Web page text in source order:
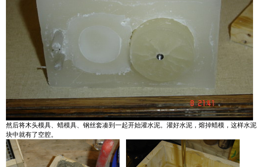
然后将木头模具、蜡模具、钢丝套凑到一起开始灌水泥。灌好水泥，熔掉蜡模，这样水泥
块中就有了空腔。